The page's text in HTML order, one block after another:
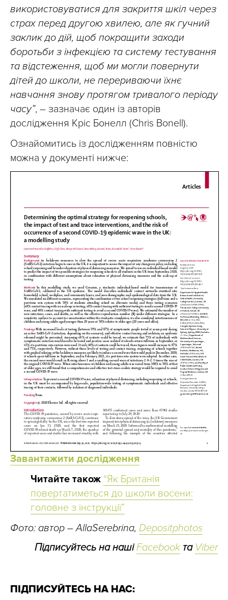
використовуватися для закриття шкіл через
страх перед другою хвилею, але як гучний
заклик до дій, щоб покращити заходи
боротьби з інфекцією та систему тестування
та відстеження, щоб ми могли повернути
дітей до школи, не перериваючи їхнє
навчання знову протягом тривалого періоду
часу”, – зазначає один із авторів
дослідження Кріс Бонелл (Chris Bonell).
Ознайомитись із дослідженням повністю
можна у документі нижче:
Завантажити дослідження
Читайте також “Як Британія
повертатиметься до школи восени:
головне з інструкції”
Фото: автор – AllaSerebrina, Depositphotos
Підписуйтесь на нашіFacebookта Viber
ПІДПИСУЙТЕСЬ НА НАС: